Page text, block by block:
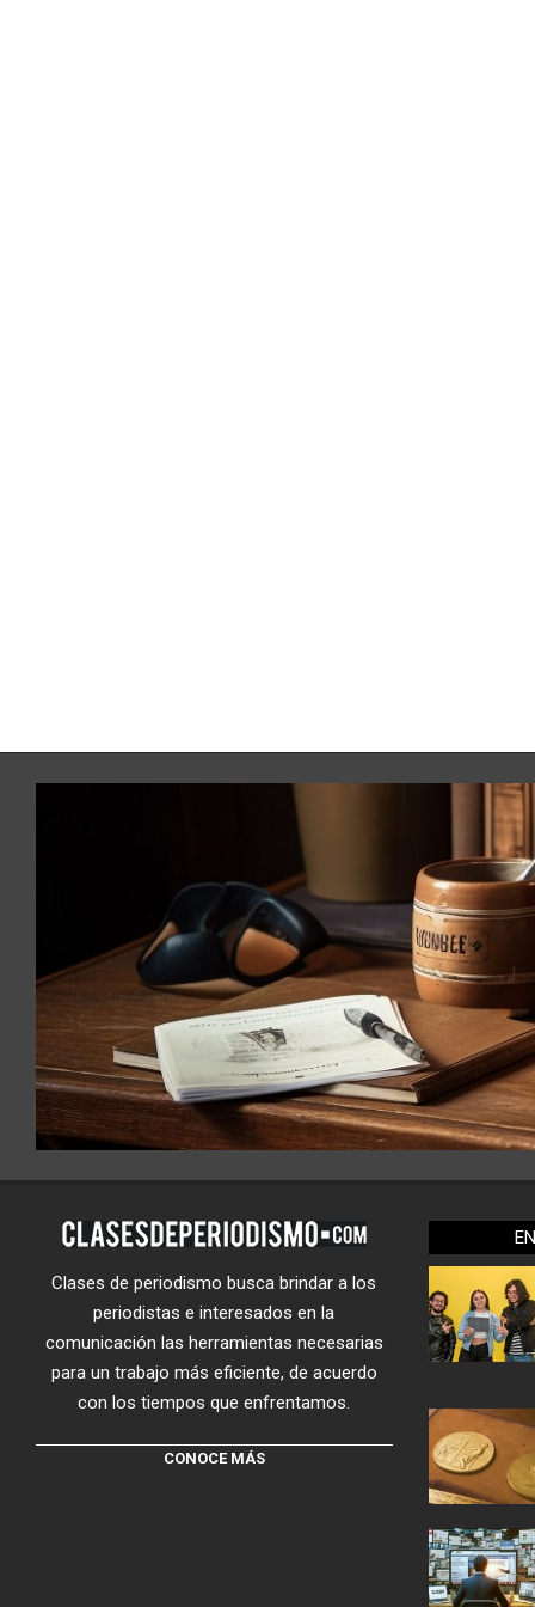
Clases de periodismo busca brindar a los
periodistas e interesados en la
comunicación las herramientas necesarias
para un trabajo más eficiente, de acuerdo
con los tiempos que enfrentamos.
CONOCE MÁS